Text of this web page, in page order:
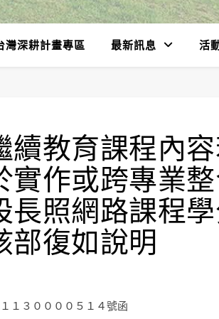
灣深耕計畫專區 最新訊息 活
續教育課程內
實作或跨專業
長照網路課程
部復如說明
１３００００５１４號函